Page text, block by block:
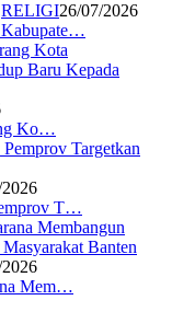
RELIGI26/07/2026
Kabupate…
Ko…
T…
Mem…